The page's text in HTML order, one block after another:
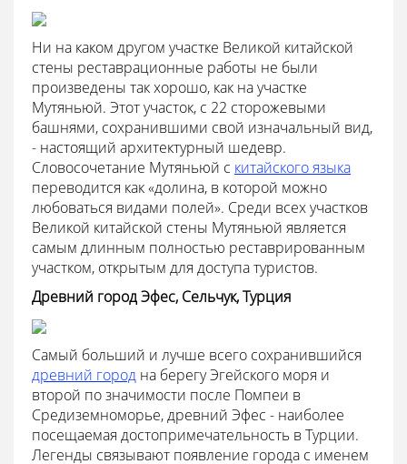
Ни на каком другом участке Великой китайской
стены реставрационные работы не были
произведены так хорошо, как на участке
Мутяньюй. Этот участок, с 22 сторожевыми
башнями, сохранившими свой изначальный вид,
- настоящий архитектурный шедевр.
Словосочетание Мутяньюй с китайского языка
переводится как «долина, в которой можно
любоваться видами полей». Среди всех участков
Великой китайской стены Мутяньюй является
самым длинным полностью реставрированным
участком, открытым для доступа туристов.
Древний город Эфес, Сельчук, Турция
Самый больший и лучше всего сохранившийся
древний город на берегу Эгейского моря и
второй по значимости после Помпеи в
Средиземноморье, древний Эфес - наиболее
посещаемая достопримечательность в Турции.
Легенды связывают появление города с именем